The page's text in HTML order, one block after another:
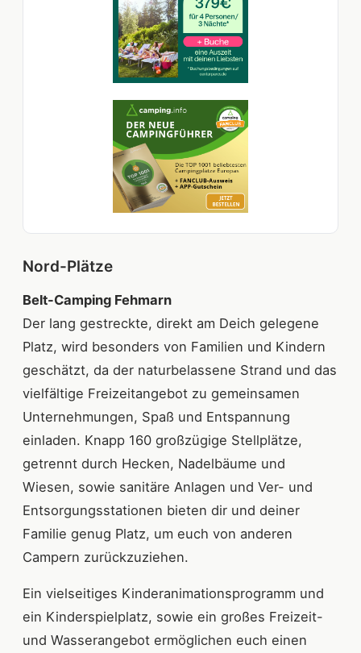
Nord-Plätze
Belt-Camping Fehmarn
Der lang gestreckte, direkt am Deich gelegene
Platz, wird besonders von Familien und Kindern
geschätzt, da der naturbelassene Strand und das
vielfältige Freizeitangebot zu gemeinsamen
Unternehmungen, Spaß und Entspannung
einladen. Knapp 160 großzügige Stellplätze,
getrennt durch Hecken, Nadelbäume und
Wiesen, sowie sanitäre Anlagen und Ver- und
Entsorgungsstationen bieten dir und deiner
Familie genug Platz, um euch von anderen
Campern zurückzuziehen.
Ein vielseitiges Kinderanimationsprogramm und
ein Kinderspielplatz, sowie ein großes Freizeit-
und Wasserangebot ermöglichen euch einen